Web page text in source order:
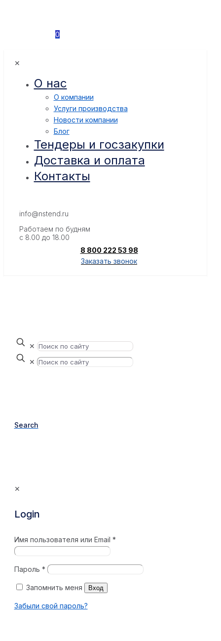
0
✕
О нас
О компании
Услуги производства
Новости компании
Блог
Тендеры и госзакупки
Доставка и оплата
Контакты
info@nstend.ru
Работаем по будням
с 8.00 до 18.00
8 800 222 53 98
Заказать звонок
✕
✕
Search
✕
Login
Имя пользователя или Email *
Пароль *
Запомнить меня Вход
Забыли свой пароль?